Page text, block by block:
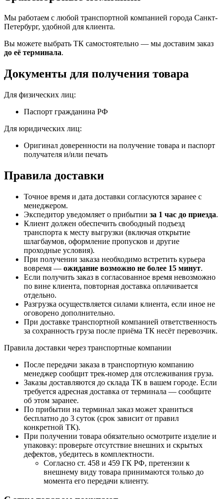
Мы работаем с любой транспортной компанией города Санкт-
Петербург, удобной для клиента.
Вы можете выбрать ТК самостоятельно — мы доставим заказ
до её терминала.
Документы для получения товара
Для физических лиц:
Паспорт гражданина РФ
Для юридических лиц:
Оригинал доверенности на получение товара и паспорт
получателя и/или печать
Правила доставки
Точное время и дата доставки согласуются заранее с
менеджером.
Экспедитор уведомляет о прибытии за 1 час до приезда.
Клиент должен обеспечить свободный подъезд
транспорта к месту выгрузки (включая открытие
шлагбаумов, оформление пропусков и другие
проходные условия).
При получении заказа необходимо встретить курьера
вовремя — ожидание возможно не более 15 минут.
Если получить заказ в согласованное время невозможно
по вине клиента, повторная доставка оплачивается
отдельно.
Разгрузка осуществляется силами клиента, если иное не
оговорено дополнительно.
При доставке транспортной компанией ответственность
за сохранность груза после приёма ТК несёт перевозчик.
Правила доставки через транспортные компании
После передачи заказа в транспортную компанию
менеджер сообщит трек-номер для отслеживания груза.
Заказы доставляются до склада ТК в вашем городе. Если
требуется адресная доставка от терминала — сообщите
об этом заранее.
По прибытии на терминал заказ может храниться
бесплатно до 3 суток (срок зависит от правил
конкретной ТК).
При получении товара обязательно осмотрите изделие и
упаковку: проверьте отсутствие внешних и скрытых
дефектов, убедитесь в комплектности.
Согласно ст. 458 и 459 ГК РФ, претензии к
внешнему виду товара принимаются только до
момента его передачи клиенту.